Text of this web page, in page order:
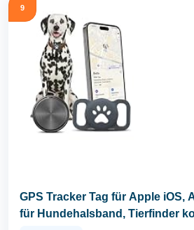
9
GPS Tracker Tag für Apple iOS,
für Hundehalsband, Tierfinder